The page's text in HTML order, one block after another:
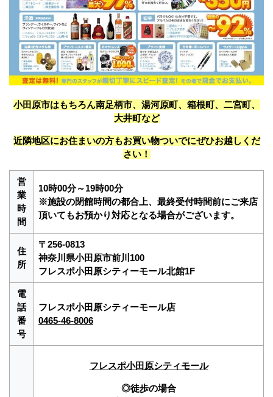
小田原市はもちろん南足柄市、湯河原町、箱根町、二宮町、
大井町など
近隣地区にお住まいの方もお買い物ついでにぜひお越しくだ
さい！
営
業
時
間
10時00分～19時00分
※施設の閉館時間の都合上、最終受付時間前にご来店
頂いてもお預かり対応となる場合がございます。
住
所
〒256-0813
神奈川県小田原市前川100
フレスポ小田原シティーモール北館1F
電
話
番
号
フレスポ小田原シティーモール店
0465-46-8006
フレスポ小田原シティモール
◎徒歩の場合